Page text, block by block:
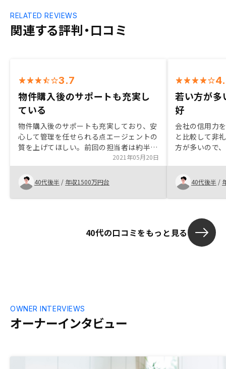
関連する評判・口コミ
RELATED REVIEWS
3.7
物件購入後のサポートも充実し
ている
物件購入後のサポートも充実しており、安
心して管理を任せられる点エージェントの
質を上げてほしい。前回の担当者は約半年
で交代し、新しい担当者も待ち合わせ時間
に遅れたり、指定の日にちを間違えたり、
営業としては考えられないことが多々あっ
た。
2021年05月20日
40代後半 / 年収1500万円台
若い方が多
好
会社の信用力
と比較して非
方が多いので
40代後半 /
40代の口コミをもっと見る
オーナーインタビュー
OWNER INTERVIEWS